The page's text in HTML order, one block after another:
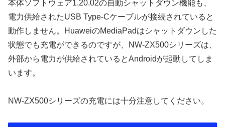
本体ソフトウェア1.20.02の自動シャットダウン機能も、
電力供給されたUSB Type-Cケーブルが接続されていると
動作しません。HuaweiのMediaPadはシャットダウンした
状態でも充電ができるのですが、NW-ZX500シリーズは、
外部から電力が供給されているとAndroidが起動してしま
います。
NW-ZX500シリーズの充電には十分注意してください。